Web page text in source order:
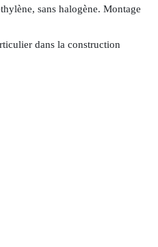
sans halogène. Montage
dans la construction